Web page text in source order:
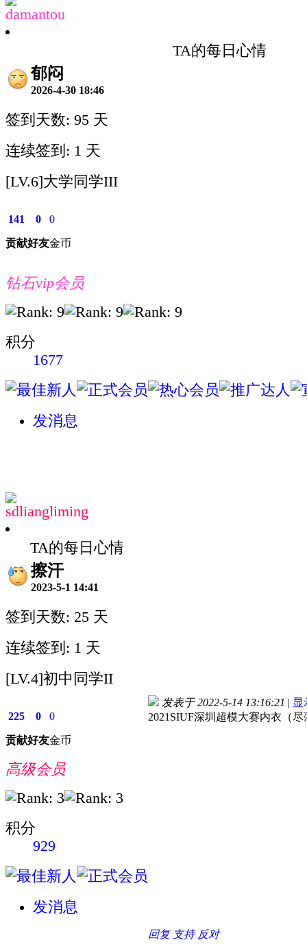
damantou
TA的每日心情
郁闷
2026-4-30 18:46
签到天数: 95 天
连续签到: 1 天
[LV.6]大学同学III
141
贡献
0
好友
0
金币
钻石vip会员
积分
1677
发消息
sdliangliming
TA的每日心情
擦汗
2023-5-1 14:41
签到天数: 25 天
连续签到: 1 天
[LV.4]初中同学II
225
贡献
0
好友
0
金币
高级会员
积分
929
发消息
发表于 2022-5-14 13:16:21 | 显
2021SIUF深圳超模大赛内衣（
回复 支持 反对